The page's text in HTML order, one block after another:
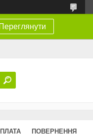
Переглянути
ПОВЕРНЕННЯ